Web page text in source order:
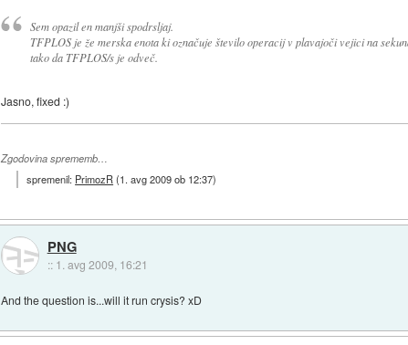
Sem opazil en manjši spodrsljaj.
TFPLOS je že merska enota ki označuje število operacij v plavajoči vejici na
tako da TFPLOS/s je odveč.
Jasno, fixed :)
Zgodovina sprememb…
spremenil: PrimozR(1. avg 2009 ob 12:37)
PNG
:: 1. avg 2009, 16:21
And the question is...will it run crysis? xD